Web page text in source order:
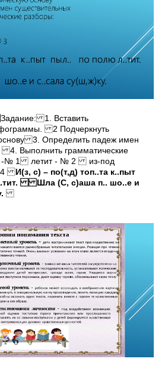
Задание: 1. Вставить
2 Подчеркнуть
3. Определить падеж имен
4. Выполнить грамматические
-№ 1 летит - № 2 из-под
4И(з, с) – по(т,д) топ..та к..пыт
Шла (С, с)аша п.. шо..е и